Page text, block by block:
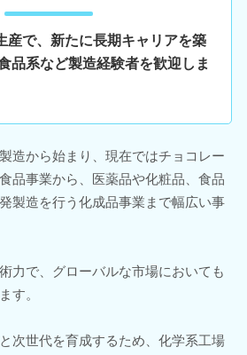
産で、新たに長期キャリアを築
品系など製造経験者を歓迎しま
造から始まり、現在ではチョコレー
品事業から、医薬品や化粧品、食品
製造を行う化成品事業まで幅広い事
力で、グローバルな市場においても
す。
次世代を育成するため、化学系工場